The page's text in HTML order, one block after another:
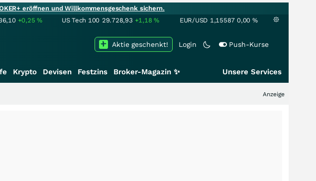
eröffnen und Willkommensgeschenk sichern.
+0,25% US Tech 100 29.728,93 +1,18% EUR/USD 1,15587 0,00 %
Login Push-Kurse
Aktie geschenkt!
Krypto Devisen Festzins Broker-Magazin ✨ Unsere Services
Anzeige